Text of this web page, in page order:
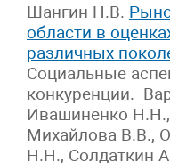
Шангин Н.В.
области в
различных
Социальные
конкуренции.
Ивашиненко
Михайлова В.В.,
Н.Н., Солдаткин